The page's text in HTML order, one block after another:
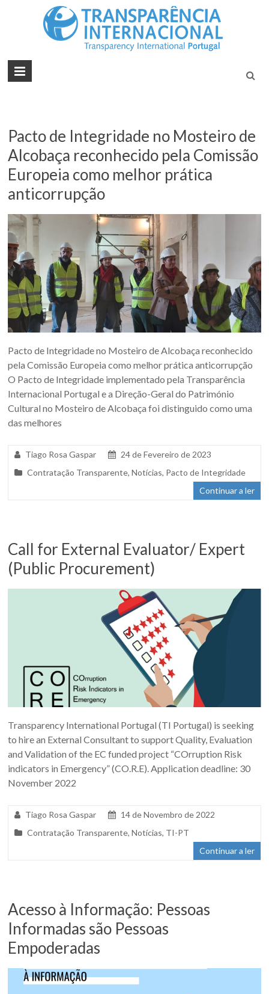
Pacto de Integridade no Mosteiro de
Alcobaça reconhecido pela Comissão
Europeia como melhor prática
anticorrupção
Pacto de Integridade no Mosteiro de Alcobaça reconhecido
pela Comissão Europeia como melhor prática anticorrupção
O Pacto de Integridade implementado pela Transparência
Internacional Portugal e a Direção-Geral do Património
Cultural no Mosteiro de Alcobaça foi distinguido como uma
das melhores
Tiago Rosa Gaspar
24 de Fevereiro de 2023
Contratação Transparente,Notícias, Pacto de Integridade
Continuar a ler
Call for External Evaluator/ Expert
(Public Procurement)
Transparency International Portugal (TI Portugal) is seeking
to hire an External Consultant to support Quality, Evaluation
and Validation of the EC funded project “COrruption Risk
indicators in Emergency” (CO.R.E). Application deadline: 30
November 2022
Tiago Rosa Gaspar
14 de Novembro de 2022
Contratação Transparente,Notícias, TI-PT
Continuar a ler
Acesso à Informação: Pessoas
Informadas são Pessoas
Empoderadas